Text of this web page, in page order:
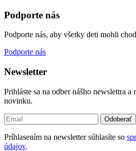
Podporte nás
Podporte nás, aby všetky deti mohli
Podporte nás
Newsletter
Prihláste sa na odber nášho newslettra a
novinku.
Odoberať
Príhlasením na newsletter súhlasíte so
údajov.